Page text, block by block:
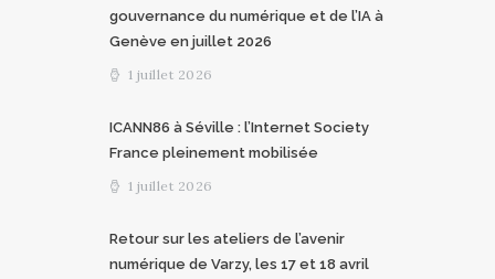
gouvernance du numérique et de l’IA à
Genève en juillet 2026
1 juillet 2026
ICANN86 à Séville : l’Internet Society
France pleinement mobilisée
1 juillet 2026
Retour sur les ateliers de l’avenir
numérique de Varzy, les 17 et 18 avril